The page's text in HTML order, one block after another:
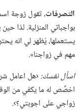
التصرفات.‏تقول زوجة
بواجباتي المنزلية.‏ لذا
يستعملها،‏ يُظهر لي انه
مهم في زواجنا».‏
اسأل نفسك:‏‹هل اعامل
اخصِّص له ما يكفي من
زواجي على اجوبتي؟‏›.‏